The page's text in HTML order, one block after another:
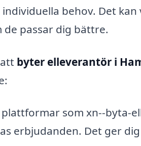
behov. Det
passar dig bättre.
byter elleverantör i
som xn--byta-
erbjudanden. Det ger